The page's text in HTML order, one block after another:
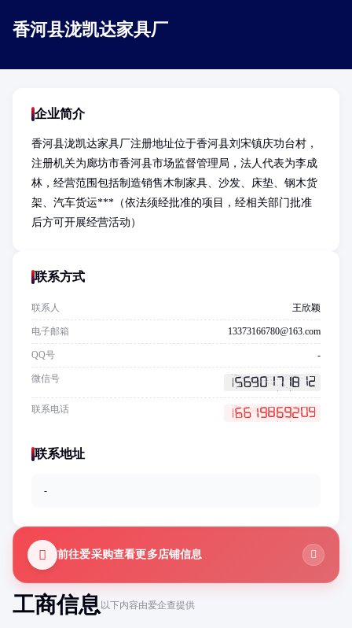
香河县泷凯达家具厂
工商信息以下内容由爱企查提供
企业简介
香河县泷凯达家具厂注册地址位于香河县刘宋镇庆功台村，
注册机关为廊坊市香河县市场监督管理局，法人代表为李成
林，经营范围包括制造销售木制家具、沙发、床垫、钢木货
架、汽车货运***（依法须经批准的项目，经相关部门批准
后方可开展经营活动）
联系方式
联系人 王欣颖
电子邮箱 13373166780@163.com
QQ号 -
微信号
联系电话
联系地址
-
前往爱采购查看更多店铺信息